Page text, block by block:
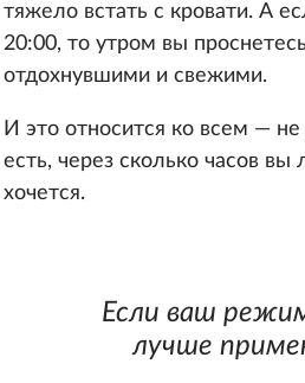
тяжело встать с кровати. А
20:00, то утром вы
отдохнувшими и свежими.
И это относится ко всем —
есть, через сколько часов вы
хочется.
Если ваш
лучше